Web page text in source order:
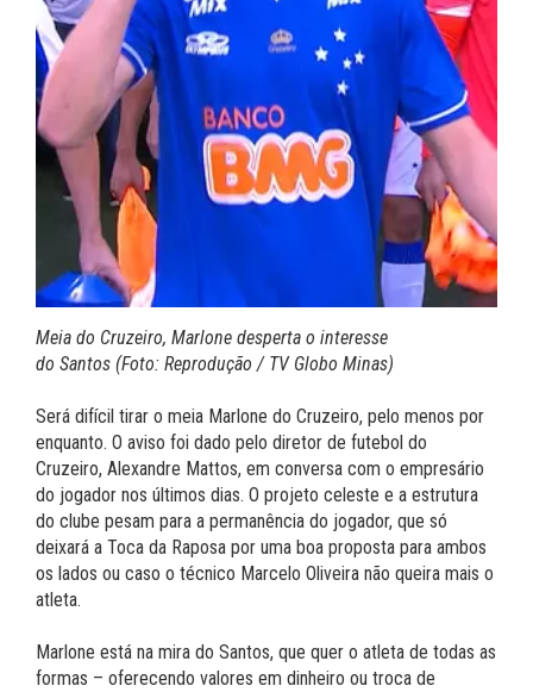
Meia do Cruzeiro, Marlone desperta o interesse
do Santos (Foto: Reprodução / TV Globo Minas)
Será difícil tirar o meia Marlone do Cruzeiro, pelo menos por
enquanto. O aviso foi dado pelo diretor de futebol do
Cruzeiro, Alexandre Mattos, em conversa com o empresário
do jogador nos últimos dias. O projeto celeste e a estrutura
do clube pesam para a permanência do jogador, que só
deixará a Toca da Raposa por uma boa proposta para ambos
os lados ou caso o técnico Marcelo Oliveira não queira mais o
atleta.
Marlone está na mira do Santos, que quer o atleta de todas as
formas – oferecendo valores em dinheiro ou troca de